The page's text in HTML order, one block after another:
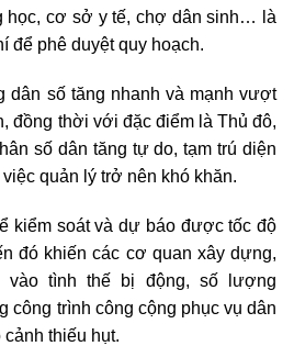
học, cơ sở y tế, chợ dân sinh… là
để phê duyệt quy hoạch.
dân số tăng nhanh và mạnh vượt
đồng thời với đặc điểm là Thủ đô,
số dân tăng tự do, tạm trú diện
quản lý trở nên khó khăn.
kiểm soát và dự báo được tốc độ
đó khiến các cơ quan xây dựng,
vào tình thế bị động, số lượng
công trình công cộng phục vụ dân
thiếu hụt.